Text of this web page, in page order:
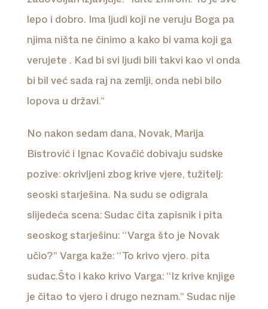
lepo i dobro. Ima ljudi koji ne veruju Boga pa
njima ništa ne činimo a kako bi vama koji ga
verujete . Kad bi svi ljudi bili takvi kao vi onda
bi bil već sada raj na zemlji, onda nebi bilo
lopova u državi.’‘
No nakon sedam dana, Novak, Marija
Bistrović i Ignac Kovačić dobivaju sudske
pozive: okrivljeni zbog krive vjere, tužitelj:
seoski starješina. Na sudu se odigrala
slijedeća scena: Sudac čita zapisnik i pita
seoskog starješinu: ‘‘Varga što je Novak
učio?’‘ Varga kaže: ‘‘To krivo vjero. pita
sudac.Što i kako krivo Varga: ‘‘Iz krive knjige
je čitao to vjero i drugo neznam.’‘ Sudac nije